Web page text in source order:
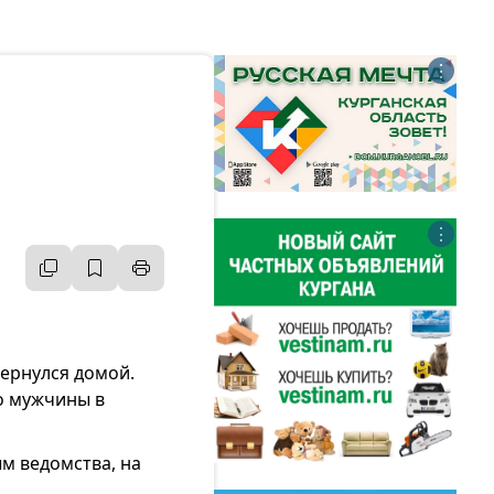
домой.
мужчины в
ведомства, на
⋮
⋮